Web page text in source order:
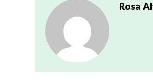
Rosa